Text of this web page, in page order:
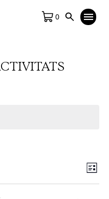
0
de
de
Llista